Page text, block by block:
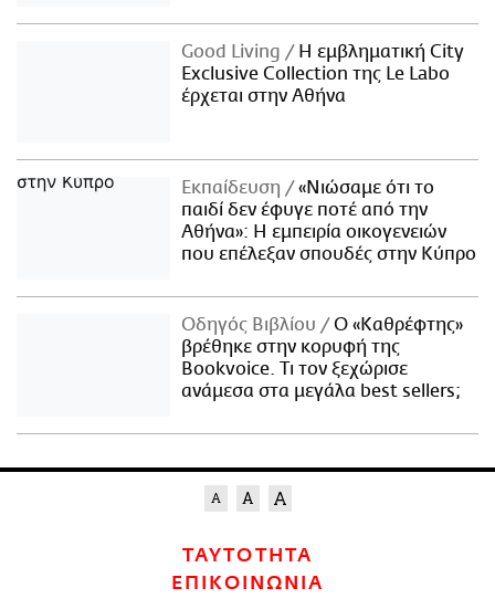
Good Living
Η εμβληματική City
Exclusive Collection της Le Labo
έρχεται στην Αθήνα
Εκπαίδευση
«Νιώσαμε ότι το
παιδί δεν έφυγε ποτέ από την
Αθήνα»: Η εμπειρία οικογενειών
που επέλεξαν σπουδές στην Κύπρο
Οδηγός Βιβλίου
Ο «Καθρέφτης»
βρέθηκε στην κορυφή της
Bookvoice. Τι τον ξεχώρισε
ανάμεσα στα μεγάλα best sellers;
ΤΑΥΤΟΤΗΤΑ
ΕΠΙΚΟΙΝΩΝΙΑ